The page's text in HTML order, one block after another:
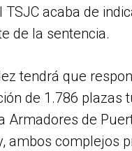
acaba de
de la sentencia.
tendrá que
de 1.786 plazas
de
ambos complejos